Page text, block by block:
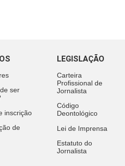
ser
inscrição
de
LEGISLAÇÃO
Carteira
Profissional de
Jornalista
Código
Deontológico
Lei de Imprensa
Estatuto do
Jornalista